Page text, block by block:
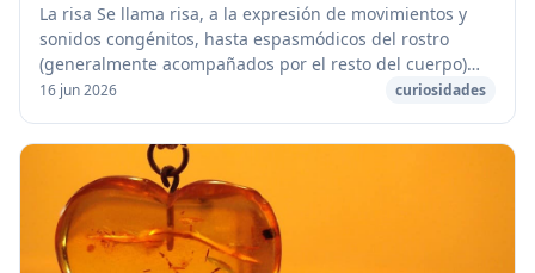
La risa Se llama risa, a la expresión de movimientos y
sonidos congénitos, hasta espasmódicos del rostro
(generalmente acompañados por el resto del cuerpo)
del ser humano, que son provocados por (o de...
16 jun 2026 curiosidades